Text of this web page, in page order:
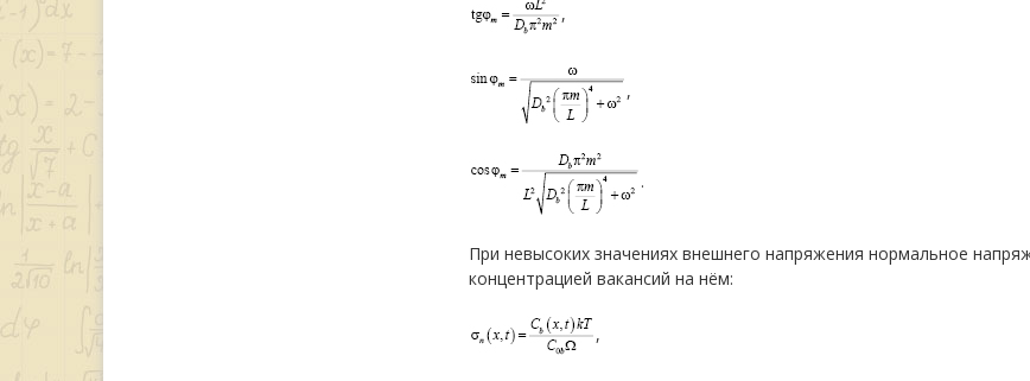
,
,
.
При невысоких значениях внешнего напряжения нормальное
концентрацией вакансий на нём:
,